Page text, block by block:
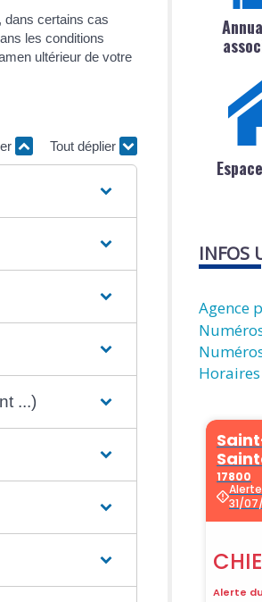
dans certains cas
les conditions
ultérieur de votre
Tout déplier
...)
INFOS
Agence